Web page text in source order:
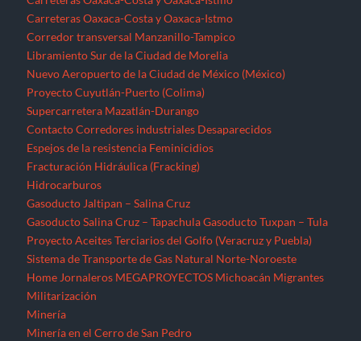
Carreteras Oaxaca-Costa y Oaxaca-Istmo
Corredor transversal Manzanillo-Tampico
Libramiento Sur de la Ciudad de Morelia
Nuevo Aeropuerto de la Ciudad de México (México)
Proyecto Cuyutlán-Puerto (Colima)
Supercarretera Mazatlán-Durango
Contacto Corredores industriales Desaparecidos
Espejos de la resistencia Feminicidios
Fracturación Hidráulica (Fracking)
Hidrocarburos
Gasoducto Jaltipan – Salina Cruz
Gasoducto Salina Cruz – Tapachula Gasoducto Tuxpan – Tula
Proyecto Aceites Terciarios del Golfo (Veracruz y Puebla)
Sistema de Transporte de Gas Natural Norte-Noroeste
Home Jornaleros MEGAPROYECTOS Michoacán Migrantes
Militarización
Minería
Minería en el Cerro de San Pedro